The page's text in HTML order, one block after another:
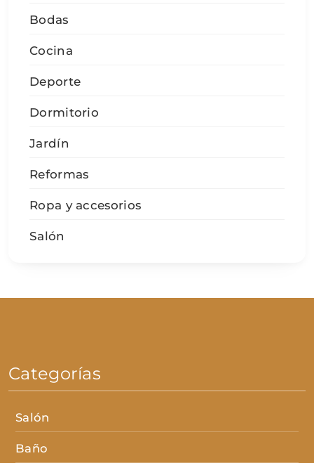
Bodas
Cocina
Deporte
Dormitorio
Jardín
Reformas
Ropa y accesorios
Salón
Categorías
Salón
Baño